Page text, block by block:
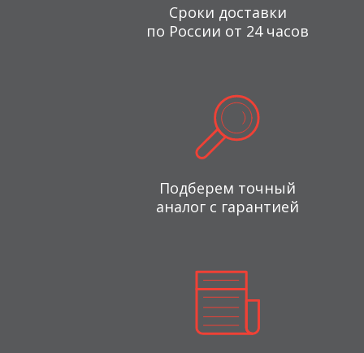
Сроки доставки
по России от 24 часов
Подберем точный
аналог с гарантией